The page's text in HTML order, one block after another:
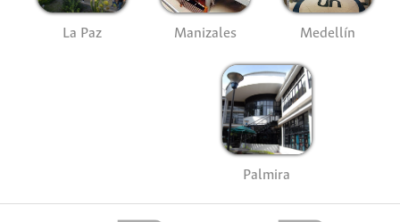
La Paz Manizales Medellín
Palmira